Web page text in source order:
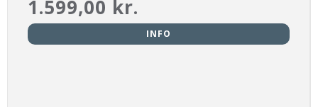
1.599,00 kr.
INFO